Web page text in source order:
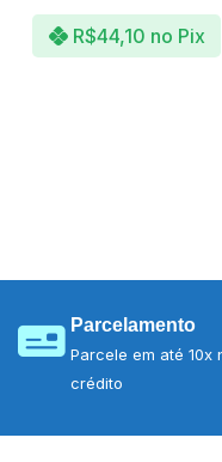
R$44,10 no Pix
Parcelamento
Parcele em até 10x
crédito